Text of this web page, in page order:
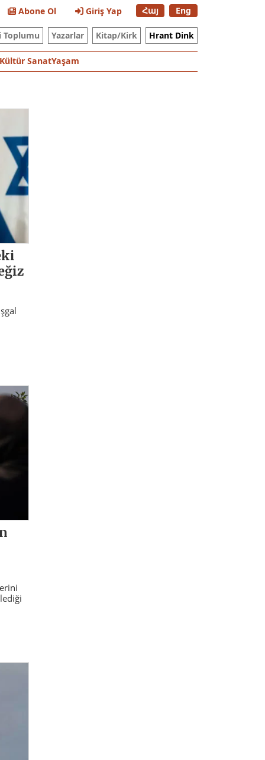
Abone Ol Giriş Yap Հայ Eng
Toplumu Yazarlar Kitap/Kirk Hrant Dink
SanatYaşam